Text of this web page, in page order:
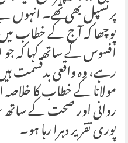
پرنسپل بھی تھے۔ انہوں
پوچھا کہ آج کے خطاب
افسوس کے ساتھ کہا
رہے، وہ واقعی
مولانا کے خطاب کا
روانی اور صحت کے ساتھ
پوری تقریر دہرا رہا ہو۔